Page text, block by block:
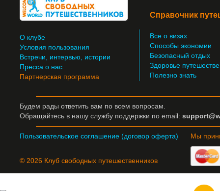
О клубе
Условия пользования
Встречи, интервью, истории
Пресса о нас
Партнерская программа
Справочник
Все о визах
Способы экономии
Безопасный отдых
Здоровье
Полезно знать
Будем рады ответить вам по всем вопросам.
Обращайтесь в нашу службу поддержки по email:
Пользовательское соглашение (договор оферта)
© 2026 Клуб свободных путешественников
Мы